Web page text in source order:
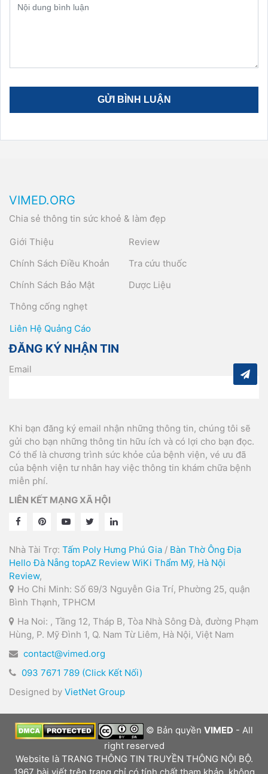
VIMED.ORG
Chia sẻ thông tin sức khoẻ & làm đẹp
Giới Thiệu
Chính Sách Điều Khoản
Chính Sách Bảo Mật
Thông cống nghẹt
Review
Tra cứu thuốc
Dược Liệu
Liên Hệ Quảng Cáo
ĐĂNG KÝ NHẬN TIN
Email
Khi bạn đăng ký email nhận những thông tin, chúng tôi sẽ
gửi cho bạn những thông tin hữu ích và có lợi cho bạn đọc.
Có thể là chương trình sức khỏe của bệnh viện, vé ưu đã
của bệnh viện tư nhân hay việc thông tin khám chữa bệnh
miễn phí.
LIÊN KẾT MẠNG XÃ HỘI
Nhà Tài Trợ: Tấm Poly Hưng Phú Gia / Bàn Thờ Ông Địa
Hello Đà Nẵng topAZ Review WiKi Thẩm Mỹ, Hà Nội
Review,
Ho Chi Minh: Số 69/3 Nguyễn Gia Trí, Phường 25, quận
Bình Thạnh, TPHCM
Ha Noi: , Tầng 12, Tháp B, Tòa Nhà Sông Đà, đường Phạm
Hùng, P. Mỹ Đình 1, Q. Nam Từ Liêm, Hà Nội, Việt Nam
contact@vimed.org
093 7671 789 (Click Kết Nối)
Designed by VietNet Group
© Bản quyềnVIMED - All
right reserved
Website là TRANG THÔNG TIN TRUYỀN THÔNG NỘI BỘ.